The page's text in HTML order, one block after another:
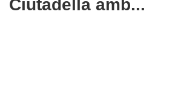
Ciutadella amb...